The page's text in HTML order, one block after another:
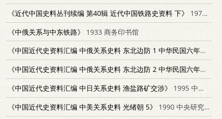
《近代中国史料丛刊续编 第40辑 近代中国铁路史资料 下》
1977 文海出版社
《中俄关系与中东铁路》
1933 商务印书馆
《中国近代史资料汇编 中俄关系史料 东北边防 1 中华民国六年至八年》
《中国近代史资料汇编 中俄关系史料 东北边防 2 中华民国六年至八年》
《中国近代史资料汇编 中日关系史料 渔盐路矿交涉》
1995 中央研究院近代史研究所
《中国近代史资料汇编 中美关系史料 光绪朝 5》
1990 中央研究院近代史研究所